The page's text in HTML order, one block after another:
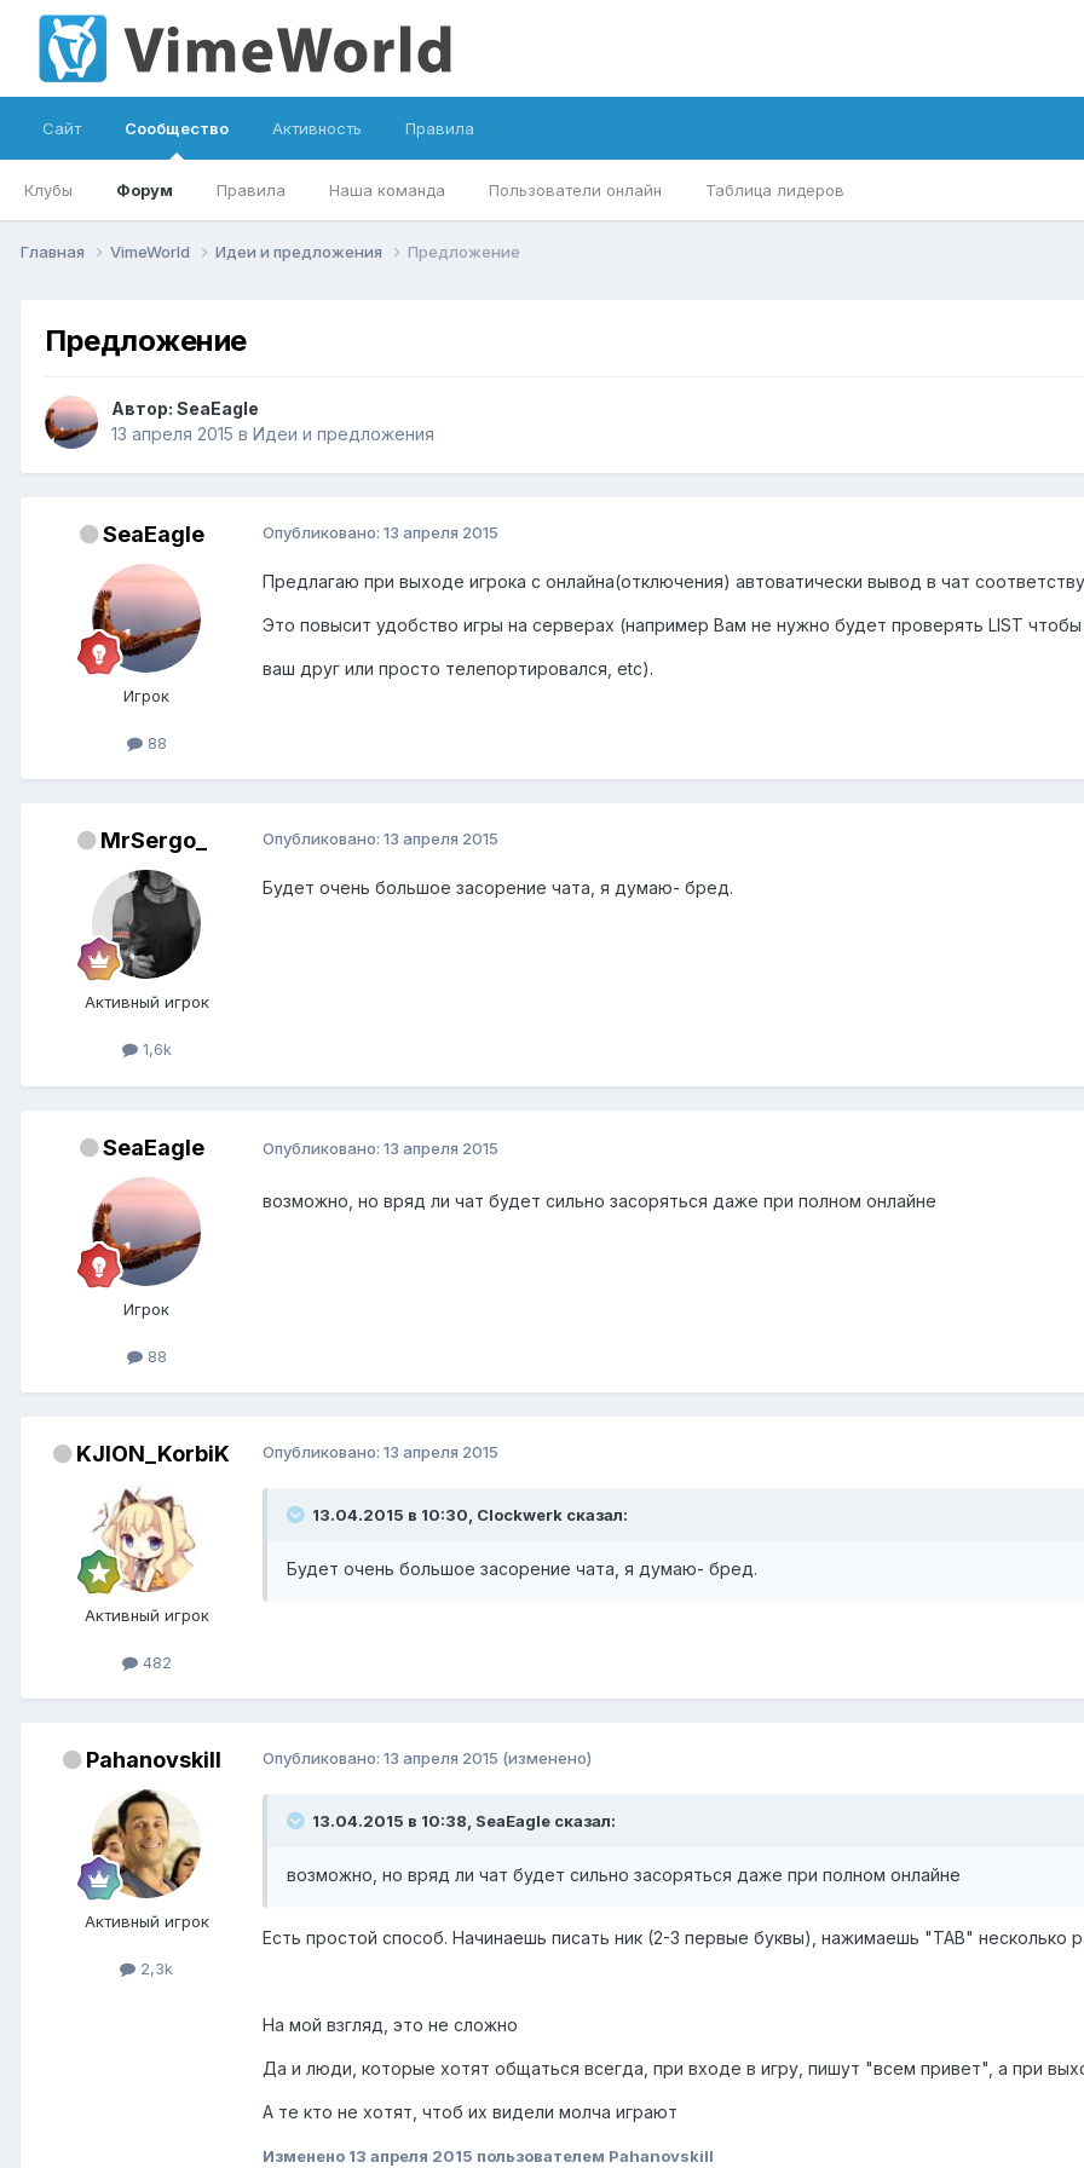
Сайт Сообщество
Клубы Форум Правила Наша команда Пользователи онлайн Таблица лидеров
Активность Правила
Главная VimeWorld Идеи и предложения Предложение
Предложение
Автор: SeaEagle
13 апреля 2015 в Идеи и предложения
SeaEagle
Игрок
88
Опубликовано: 13 апреля 2015
Предлагаю при выходе игрока с онлайна(отключения) автоватически вывод в чат
Это повысит удобство игры на серверах (например Вам не нужно будет проверять LIST чтобы
ваш друг или просто телепортировался, etc).
MrSergo_
Активный игрок
1,6k
Опубликовано: 13 апреля 2015
Будет очень большое засорение чата, я думаю- бред.
SeaEagle
Игрок
88
Опубликовано: 13 апреля 2015
возможно, но вряд ли чат будет сильно засоряться даже при полном онлайне
KJION_KorbiK
Активный игрок
482
Опубликовано: 13 апреля 2015
13.04.2015 в 10:30, Clockwerk сказал:
Будет очень большое засорение чата, я думаю- бред.
Pahanovskill
Активный игрок
2,3k
Опубликовано: 13 апреля 2015 (изменено)
13.04.2015 в 10:38, SeaEagle сказал:
возможно, но вряд ли чат будет сильно засоряться даже при полном онлайне
Есть простой способ. Начинаешь писать ник (2-3 первые буквы), нажимаешь "TAB" несколько
На мой взгляд, это не сложно
Да и люди, которые хотят общаться всегда, при входе в игру, пишут "всем привет", а при
А те кто не хотят, чтоб их видели молча играют
Изменено 13 апреля 2015 пользователем Pahanovskill